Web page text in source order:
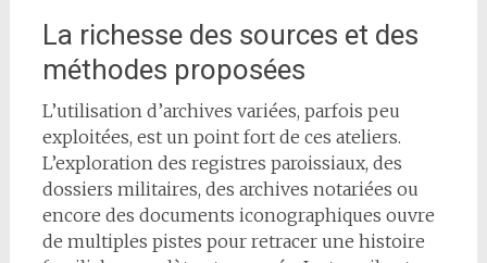
La richesse des sources et des
méthodes proposées
L’utilisation d’archives variées, parfois peu
exploitées, est un point fort de ces ateliers.
L’exploration des registres paroissiaux, des
dossiers militaires, des archives notariées ou
encore des documents iconographiques ouvre
de multiples pistes pour retracer une histoire